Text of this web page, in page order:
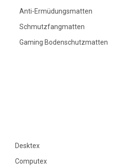
Anti-Ermüdungsmatten
Schmutzfangmatten
Gaming Bodenschutzmatten
Desktex
Computex